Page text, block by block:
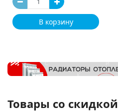
В корзину
Товары со скидкой